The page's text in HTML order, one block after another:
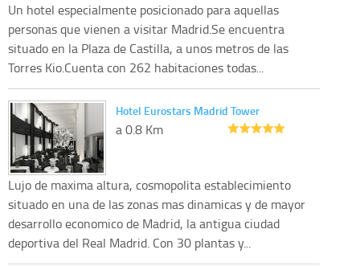
Un hotel especialmente posicionado para aquellas
personas que vienen a visitar Madrid.Se encuentra
situado en la Plaza de Castilla, a unos metros de las
Torres Kio.Cuenta con 262 habitaciones todas...
Hotel Eurostars Madrid Tower
a 0.8 Km
Lujo de maxima altura, cosmopolita establecimiento
situado en una de las zonas mas dinamicas y de mayor
desarrollo economico de Madrid, la antigua ciudad
deportiva del Real Madrid. Con 30 plantas y...